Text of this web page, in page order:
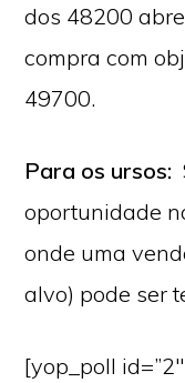
dos 48200
compra com
49700.
Para os ursos:
oportunidade
onde uma
alvo) pode ser
[yop_poll